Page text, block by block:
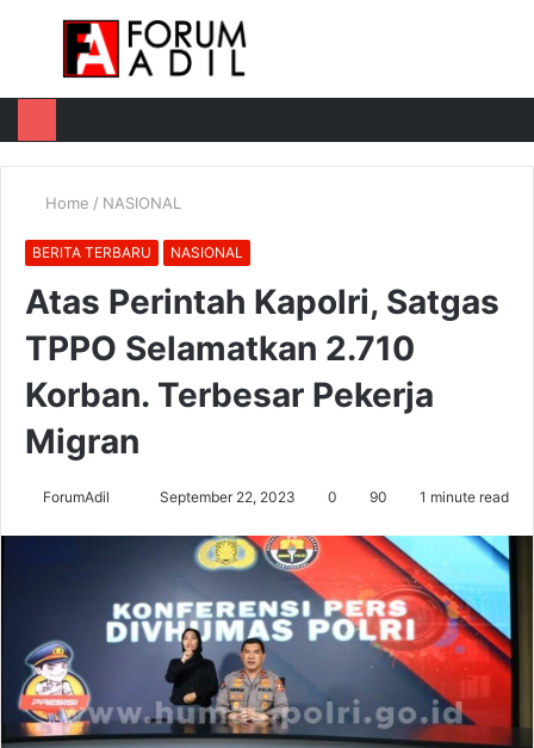
Menu
Home / NASIONAL
BERITA TERBARU NASIONAL
Atas Perintah Kapolri, Satgas
TPPO Selamatkan 2.710
Korban. Terbesar Pekerja
Migran
ForumAdil September 22, 2023 0 90 1 minute read